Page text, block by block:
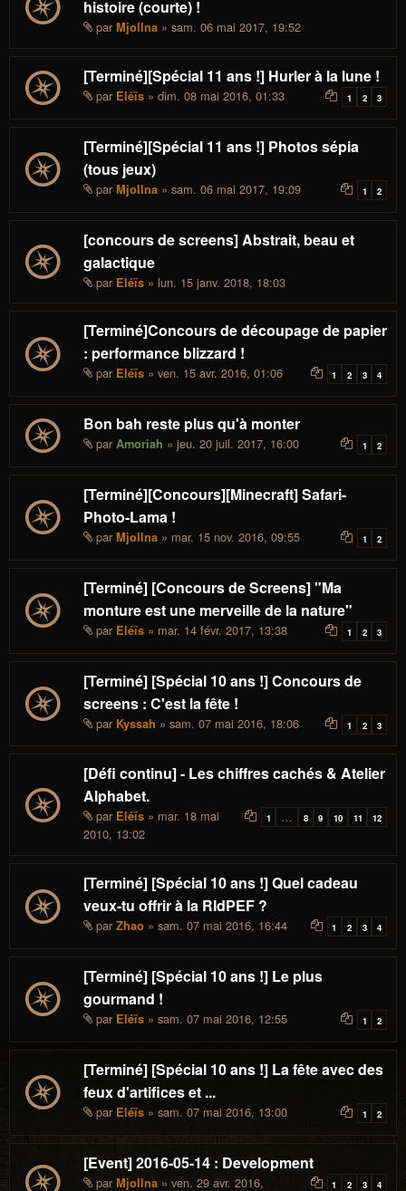
histoire (courte) !
par Mjollna » sam. 06 mai 2017, 19:52
[Terminé][Spécial 11 ans !] Hurler à la lune !
1 2 3
par Eléïs » dim. 08 mai 2016, 01:33
[Terminé][Spécial 11 ans !] Photos sépia
(tous jeux)
1 2
par Mjollna » sam. 06 mai 2017, 19:09
[concours de screens] Abstrait, beau et
galactique
par Eléïs » lun. 15 janv. 2018, 18:03
[Terminé]Concours de découpage de papier
: performance blizzard !
1 2 3 4
par Eléïs » ven. 15 avr. 2016, 01:06
Bon bah reste plus qu'à monter
1 2
par Amoriah » jeu. 20 juil. 2017, 16:00
[Terminé][Concours][Minecraft] Safari-
Photo-Lama !
1 2
par Mjollna » mar. 15 nov. 2016, 09:55
[Terminé] [Concours de Screens] "Ma
monture est une merveille de la nature"
1 2 3
par Eléïs » mar. 14 févr. 2017, 13:38
[Terminé] [Spécial 10 ans !] Concours de
screens : C'est la fête !
1 2 3
par Kyssah » sam. 07 mai 2016, 18:06
[Défi continu] - Les chiffres cachés & Atelier
Alphabet.
1 … 8 9 10 11 12
par Eléïs » mar. 18 mai
2010, 13:02
[Terminé] [Spécial 10 ans !] Quel cadeau
veux-tu offrir à la RIdPEF ?
1 2 3 4
par Zhao » sam. 07 mai 2016, 16:44
[Terminé] [Spécial 10 ans !] Le plus
gourmand !
1 2
par Eléïs » sam. 07 mai 2016, 12:55
[Terminé] [Spécial 10 ans !] La fête avec des
feux d'artifices et ...
1 2
par Eléïs » sam. 07 mai 2016, 13:00
[Event] 2016-05-14 : Development
1 2 3 4
par Mjollna » ven. 29 avr. 2016,